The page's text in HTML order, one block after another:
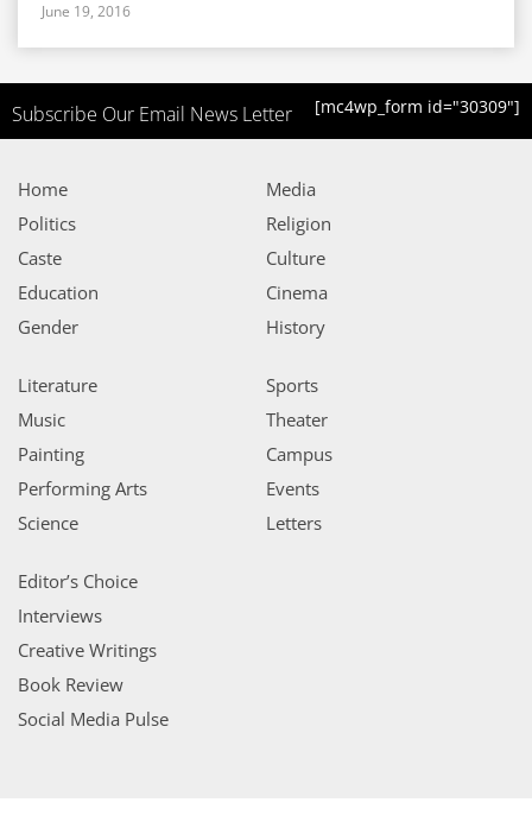
June 19, 2016
Subscribe Our Email News Letter [mc4wp_form id="30309"]
Home
Politics
Caste
Education
Gender
Media
Religion
Culture
Cinema
History
Literature
Music
Painting
Performing Arts
Science
Sports
Theater
Campus
Events
Letters
Editor’s Choice
Interviews
Creative Writings
Book Review
Social Media Pulse